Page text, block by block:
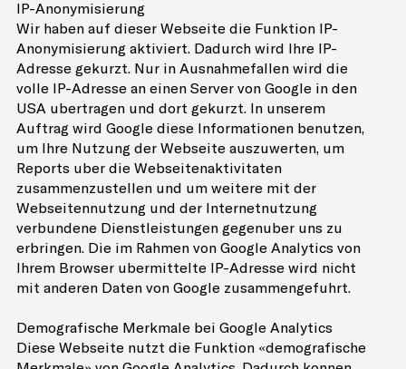
IP-Anonymisierung
Wir haben auf dieser Webseite die Funktion IP-
Anonymisierung aktiviert. Dadurch wird Ihre IP-
Adresse gekürzt. Nur in Ausnahmefällen wird die
volle IP-Adresse an einen Server von Google in den
USA übertragen und dort gekürzt. In unserem
Auftrag wird Google diese Informationen benutzen,
um Ihre Nutzung der Webseite auszuwerten, um
Reports über die Webseitenaktivitäten
zusammenzustellen und um weitere mit der
Webseitennutzung und der Internetnutzung
verbundene Dienstleistungen gegenüber uns zu
erbringen. Die im Rahmen von Google Analytics von
Ihrem Browser übermittelte IP-Adresse wird nicht
mit anderen Daten von Google zusammengeführt.
Demografische Merkmale bei Google Analytics
Diese Webseite nutzt die Funktion «demografische